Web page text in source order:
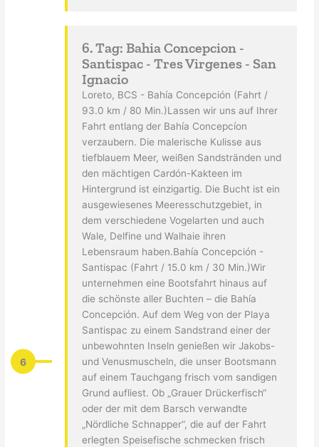
6
6. Tag: Bahia Concepcion -
Santispac - Tres Virgenes - San
Ignacio
Loreto, BCS - Bahía Concepción (Fahrt /
93.0 km / 80 Min.)Lassen wir uns auf Ihrer
Fahrt entlang der Bahía Concepcíon
verzaubern. Die malerische Kulisse aus
tiefblauem Meer, weißen Sandstränden und
den mächtigen Cardón-Kakteen im
Hintergrund ist einzigartig. Die Bucht ist ein
ausgewiesenes Meeresschutzgebiet, in
dem verschiedene Vogelarten und auch
Wale, Delfine und Walhaie ihren
Lebensraum haben.Bahía Concepción -
Santispac (Fahrt / 15.0 km / 30 Min.)Wir
unternehmen eine Bootsfahrt hinaus auf
die schönste aller Buchten – die Bahía
Concepción. Auf dem Weg von der Playa
Santispac zu einem Sandstrand einer der
unbewohnten Inseln genießen wir Jakobs-
und Venusmuscheln, die unser Bootsmann
auf einem Tauchgang frisch vom sandigen
Grund aufliest. Ob „Grauer Drückerfisch“
oder der mit dem Barsch verwandte
„Nördliche Schnapper“, die auf der Fahrt
erlegten Speisefische schmecken frisch